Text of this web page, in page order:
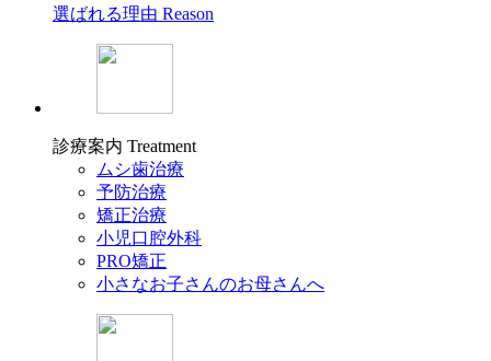
選ばれる理由 Reason
診療案内 Treatment
ムシ歯治療
予防治療
矯正治療
小児口腔外科
PRO矯正
小さなお子さんのお母さんへ